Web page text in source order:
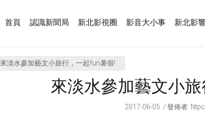
首頁 認識新聞局 新北影視圈 影音大小事 新北影
來淡水參加藝文小旅行，一起fun暑假!
來淡水參加藝文小
2017-06-05 發佈者: